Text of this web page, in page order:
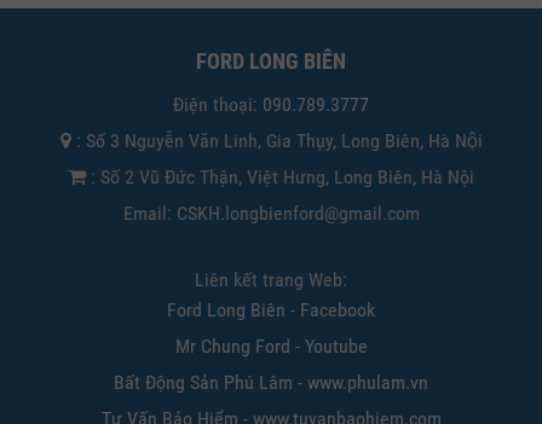
FORD LONG BIÊN
Điện thoại: 090.789.3777
: Số 3 Nguyễn Văn Linh, Gia Thụy, Long Biên, Hà Nội
: Số 2 Vũ Đức Thận, Việt Hưng, Long Biên, Hà Nội
Email: CSKH.longbienford@gmail.com
Liên kết trang Web:
Ford Long Biên - Facebook
Mr Chung Ford - Youtube
Bất Động Sản Phú Lâm - www.phulam.vn
Tư Vấn Bảo Hiểm - www.tuvanbaohiem.com